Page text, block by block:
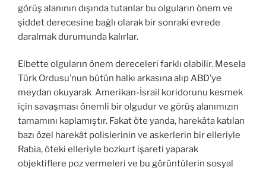
görüş alanının dışında tutanlar bu olguların önem ve
şiddet derecesine bağlı olarak bir sonraki evrede
daralmak durumunda kalırlar.
Elbette olguların önem dereceleri farklı olabilir. Mesela
Türk Ordusu’nun bütün halkı arkasına alıp ABD’ye
meydan okuyarak Amerikan-İsrail koridorunu kesmek
için savaşması önemli bir olgudur ve görüş alanımızın
tamamını kaplamıştır. Fakat öte yanda, harekâta katılan
bazı özel harekât polislerinin ve askerlerin bir elleriyle
Rabia, öteki elleriyle bozkurt işareti yaparak
objektiflere poz vermeleri ve bu görüntülerin sosyal